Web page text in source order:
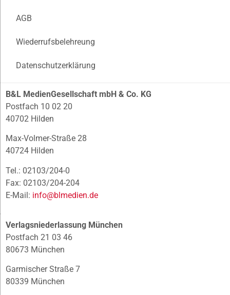
AGB
Wiederrufsbelehreung
Datenschutzerklärung
B&L MedienGesellschaft mbH & Co. KG
Postfach 10 02 20
40702 Hilden
Max-Volmer-Straße 28
40724 Hilden
Tel.: 02103/204-0
Fax: 02103/204-204
E-Mail: info@blmedien.de
Verlagsniederlassung München
Postfach 21 03 46
80673 München
Garmischer Straße 7
80339 München